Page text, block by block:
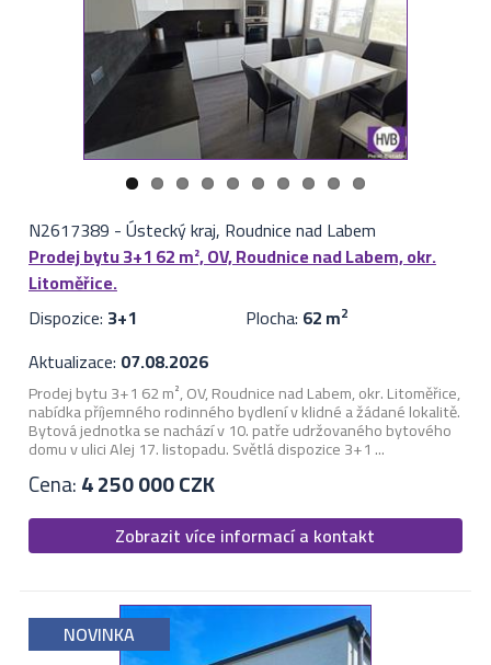
N2617389 -Ústecký kraj, Roudnice nad Labem
Prodej bytu 3+1 62 m², OV, Roudnice nad Labem, okr.
Litoměřice.
Dispozice: 3+1 Plocha: 62 m2
Aktualizace: 07.08.2026
Prodej bytu 3+1 62 m², OV, Roudnice nad Labem, okr. Litoměřice,
nabídka příjemného rodinného bydlení v klidné a žádané lokalitě.
Bytová jednotka se nachází v 10. patře udržovaného bytového
domu v ulici Alej 17. listopadu. Světlá dispozice 3+1 ...
Cena:4 250 000 CZK
Zobrazit více informací a kontakt
NOVINKA